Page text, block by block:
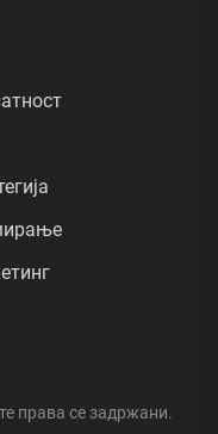
права се задржани.